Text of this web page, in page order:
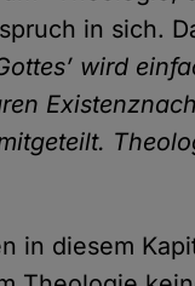
in sich.
wird
in diesem